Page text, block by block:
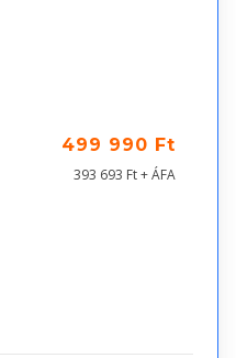
499 990 Ft
393 693 Ft + ÁFA